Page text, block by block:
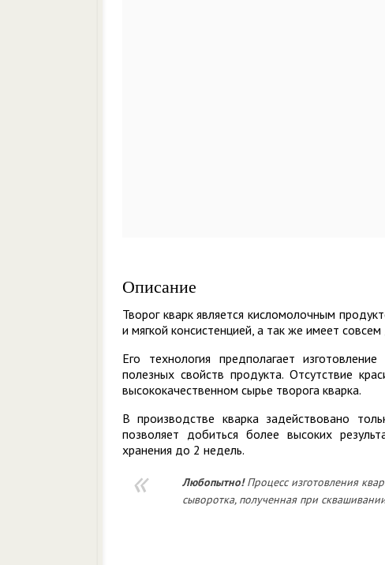
Описание
Творог кварк является кисломолочным
и мягкой консистенцией, а так же имеет совсем
Его технология предполагает
полезных свойств продукта. Отсутствие
высококачественном сырье творога кварка.
В производстве кварка задействовано
позволяет добиться более высоких
хранения до 2 недель.
Любопытно!Процесс изготовления
сыворотка, полученная при